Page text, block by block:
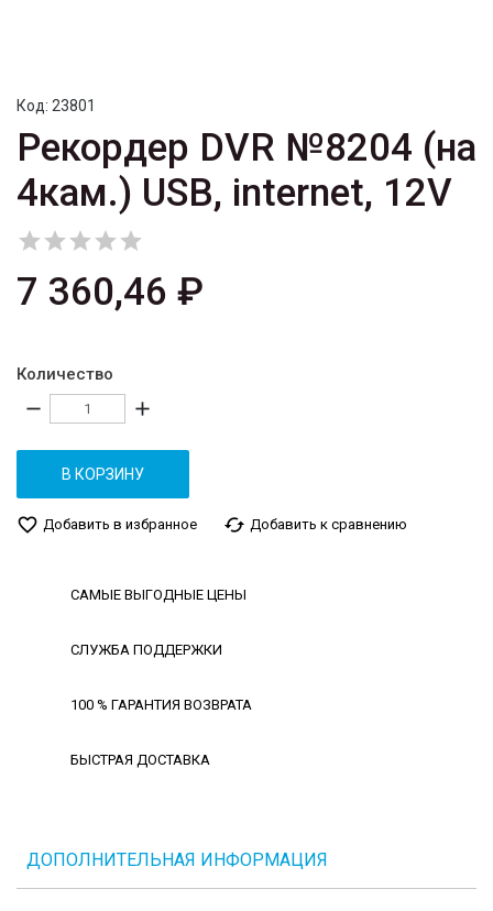
Код: 23801
Рекордер DVR №8204 (на
4кам.) USB, internet, 12V

7 360,46 ₽
Количество
remove add
В КОРЗИНУ
favorite_border Добавить в избранное cached Добавить к сравнению
САМЫЕ ВЫГОДНЫЕ ЦЕНЫ
СЛУЖБА ПОДДЕРЖКИ
100 % ГАРАНТИЯ ВОЗВРАТА
БЫСТРАЯ ДОСТАВКА
ДОПОЛНИТЕЛЬНАЯ ИНФОРМАЦИЯ